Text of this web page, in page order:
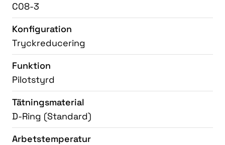
C08-3
Konfiguration
Tryckreducering
Funktion
Pilotstyrd
Tätningsmaterial
D-Ring (Standard)
Arbetstemperatur